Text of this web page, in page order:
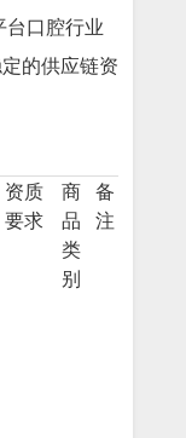
台口腔行业
的供应链资
资质
要求
商
品
类
别
备
注